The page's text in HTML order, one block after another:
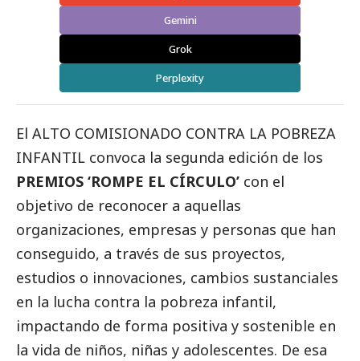
Gemini
Grok
Perplexity
El ALTO COMISIONADO CONTRA LA POBREZA
INFANTIL convoca la segunda edición de los
PREMIOS ‘ROMPE EL CÍRCULO’ con el
objetivo de reconocer a aquellas
organizaciones, empresas y personas que han
conseguido, a través de sus proyectos,
estudios o innovaciones, cambios sustanciales
en la lucha contra la pobreza infantil,
impactando de forma positiva y sostenible en
la vida de niños, niñas y adolescentes. De esa